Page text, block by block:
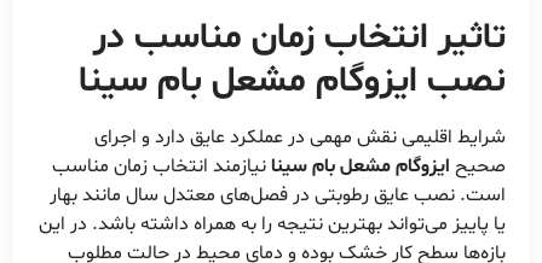
تاثیر انتخاب زمان مناسب در
نصب ایزوگام مشعل بام سینا
شرایط اقلیمی نقش مهمی در عملکرد عایق دارد و اجرای
صحیح ایزوگام مشعل بام سینانیازمند انتخاب زمان مناسب
است. نصب عایق رطوبتی در فصل‌های معتدل سال مانند بهار
یا پاییز می‌تواند بهترین نتیجه را به همراه داشته باشد. در این
بازه‌ها سطح کار خشک بوده و دمای محیط در حالت مطلوب